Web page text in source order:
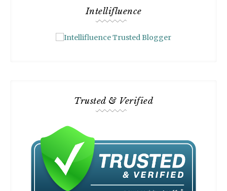
Intellifluence
Trusted & Verified